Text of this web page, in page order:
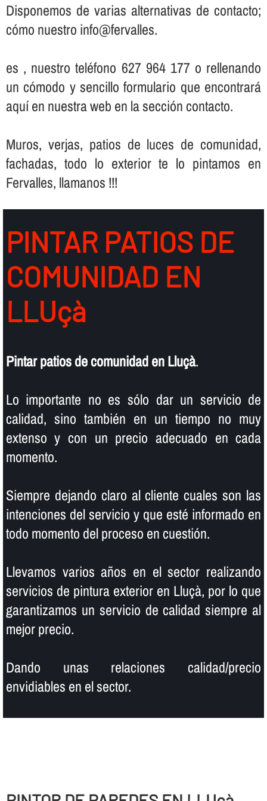
Disponemos de varias alternativas de contacto;
cómo nuestro info@fervalles.
es , nuestro teléfono 627 964 177 o rellenando
un cómodo y sencillo formulario que encontrará
aquí­ en nuestra web en la sección contacto.
Muros, verjas, patios de luces de comunidad,
fachadas, todo lo exterior te lo pintamos en
Fervalles, llamanos !!!
PINTAR PATIOS DE
COMUNIDAD EN
LLUçà
Pintar patios de comunidad en Lluçà.
Lo importante no es sólo dar un servicio de
calidad, sino también en un tiempo no muy
extenso y con un precio adecuado en cada
momento.
Siempre dejando claro al cliente cuales son las
intenciones del servicio y que esté informado en
todo momento del proceso en cuestión.
Llevamos varios años en el sector realizando
servicios de pintura exterior en Lluçà, por lo que
garantizamos un servicio de calidad siempre al
mejor precio.
Dando unas relaciones calidad/precio
envidiables en el sector.